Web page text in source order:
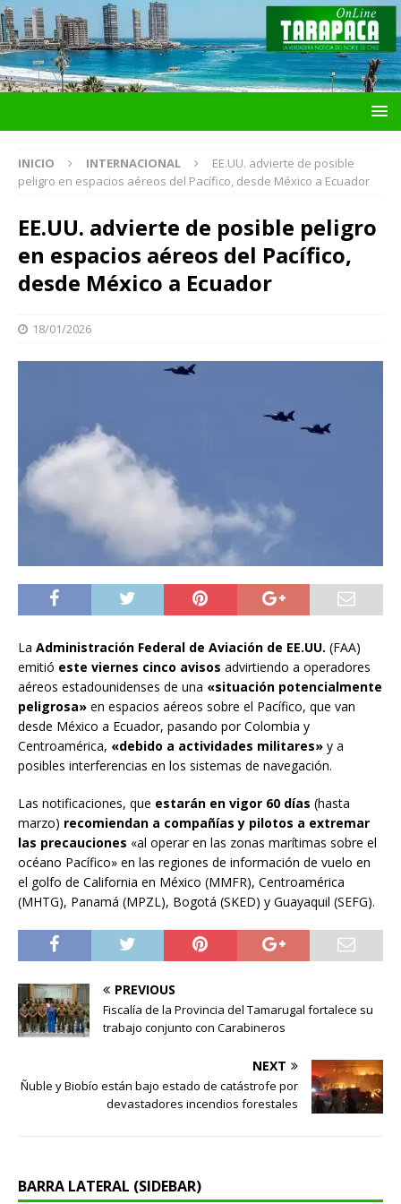
INICIO INTERNACIONAL
EE.UU. advierte de posible
peligro en espacios aéreos del Pacífico, desde México a Ecuador
EE.UU. advierte de posible peligro
en espacios aéreos del Pacífico,
desde México a Ecuador
18/01/2026
La Administración Federal de Aviación de EE.UU. (FAA)
emitió este viernes cinco avisos advirtiendo a operadores
aéreos estadounidenses de una «situación potencialmente
peligrosa» en espacios aéreos sobre el Pacífico, que van
desde México a Ecuador, pasando por Colombia y
Centroamérica, «debido a actividades militares» y a
posibles interferencias en los sistemas de navegación.
Las notificaciones, que estarán en vigor 60 días (hasta
marzo) recomiendan a compañías y pilotos a extremar
las precauciones «al operar en las zonas marítimas sobre el
océano Pacífico» en las regiones de información de vuelo en
el golfo de California en México (MMFR), Centroamérica
(MHTG), Panamá (MPZL), Bogotá (SKED) y Guayaquil (SEFG).
PREVIOUS
Fiscalía de la Provincia del Tamarugal fortalece su
trabajo conjunto con Carabineros
NEXT
Ñuble y Biobío están bajo estado de catástrofe por
devastadores incendios forestales
BARRA LATERAL (SIDEBAR)